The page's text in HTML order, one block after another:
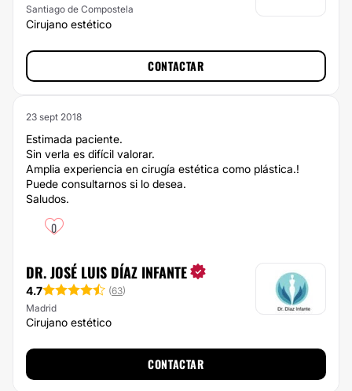
Santiago de Compostela
Cirujano estético
CONTACTAR
23 sept 2018
Estimada paciente.
Sin verla es difícil valorar.
Amplia experiencia en cirugía estética como plástica.!
Puede consultarnos si lo desea.
Saludos.
0
DR. JOSÉ LUIS DÍAZ INFANTE
4.7 (63)
Madrid
Cirujano estético
CONTACTAR